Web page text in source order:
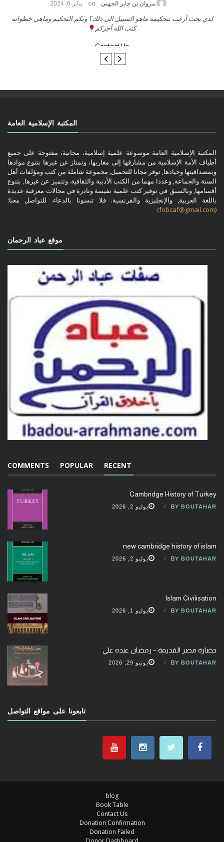
حامد الزريقي on يناير 25, 2026
السلام عليكم ورحمة الله وبركاتة أرغب بنشر كتابي معكم
المكتبة الإسلامية العامة
المكتبة الإسلامية العامة موسوعة علمية إسلامية، مجانية، مفتوحة على جميع
أطياف الأمة الإسلامية من مشارقها إلى مغاربها، وتمتاز عن غيرها بتنوع موادها
وبمصداقيتها وحيادها, توفر مجانا للتحميل, مجموعة شاملة من كتب ومؤلفات أهل
السنة والجماعة, وعددا مهما من الكتب الأدبية والثقافية. وتتميز عن غيرها, بتنوع
أقسامها, وبالسبق في توفير كتب علمية نفيسة ونادرة في مجالات معرفية عديدة
باللغة العربية, والإنجليزية والفرنسية. فلا تنسونا بالدعاء. للتواصل معنا:
(fobcaf@gmail.com)
موقع عباد الرحمان
RECENT
POPULAR
COMMENTS
Cambridge History of Turkey
BY BOUTAHAR يوليو 2, 2026
new cambridge history of islam
BY BOUTAHAR يوليو 2, 2026
Islam Civilisation
BY BOUTAHAR يوليو 1, 2026
حضارة مصر القديمة – رمضان عبده علي
BY BOUTAHAR يونيو 29, 2026
تابعونا على مواقع التواصل
blog
Book Table
Contact Us
Donation Confirmation
Donation Failed